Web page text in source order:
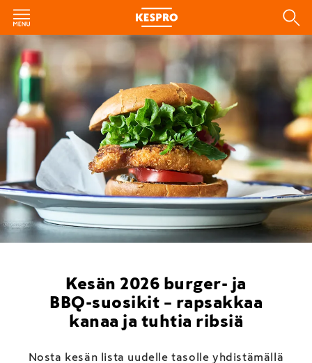
Kesän 2026 burger- ja
BBQ-suosikit – rapsakkaa
kanaa ja tuhtia ribsiä
Nosta kesän lista uudelle tasolle yhdistämällä